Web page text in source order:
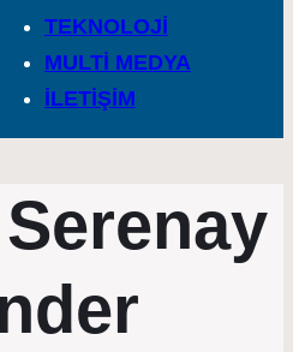
TEKNOLOJİ
MULTİ MEDYA
İLETİŞİM
Serenay